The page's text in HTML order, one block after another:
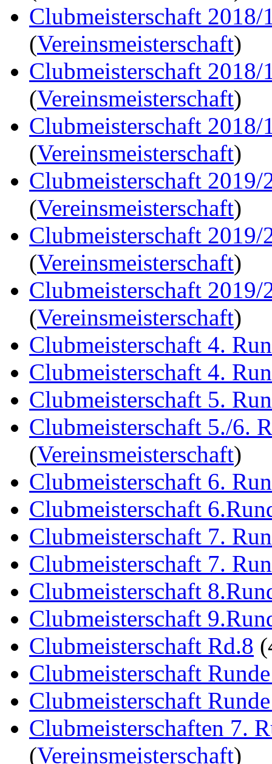
Clubmeisterschaft 2018/
(Vereinsmeisterschaft)
Clubmeisterschaft 2018/
(Vereinsmeisterschaft)
Clubmeisterschaft 2018/
(Vereinsmeisterschaft)
Clubmeisterschaft 2019/
(Vereinsmeisterschaft)
Clubmeisterschaft 2019/
(Vereinsmeisterschaft)
Clubmeisterschaft 2019/
(Vereinsmeisterschaft)
Clubmeisterschaft 4.
Clubmeisterschaft 4.
Clubmeisterschaft 5.
Clubmeisterschaft 5./6.
(Vereinsmeisterschaft)
Clubmeisterschaft 6.
Clubmeisterschaft
Clubmeisterschaft 7.
Clubmeisterschaft 7.
Clubmeisterschaft
Clubmeisterschaft
Clubmeisterschaft Rd.8
Clubmeisterschaft
Clubmeisterschaft
Clubmeisterschaften 7.
(Vereinsmeisterschaft)